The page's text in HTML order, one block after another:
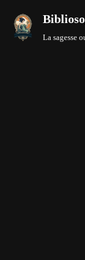
Aller
La sagesse